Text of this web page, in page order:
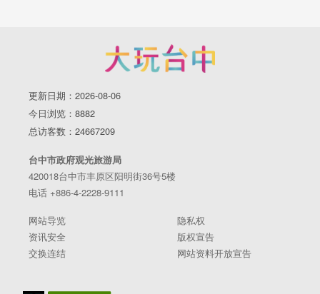
更新日期：2026-08-06
今日浏览：8882
总访客数：24667209
台中市政府观光旅游局
420018台中市丰原区阳明街36号5楼
电话 +886-4-2228-9111
网站导览
隐私权
资讯安全
版权宣告
交换连结
网站资料开放宣告